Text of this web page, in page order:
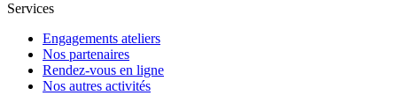
Services
Engagements ateliers
Nos partenaires
Rendez-vous en ligne
Nos autres activités